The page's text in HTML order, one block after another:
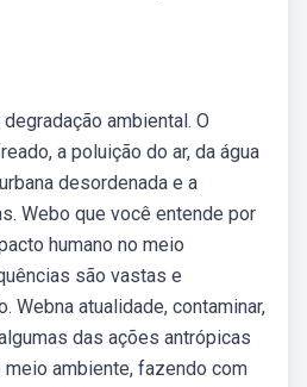
ambiental. O
a poluição do ar, da água
desordenada e a
Webo que você entende por
humano no meio
são vastas e
Webna atualidade, contaminar,
das ações antrópicas
ambiente, fazendo com